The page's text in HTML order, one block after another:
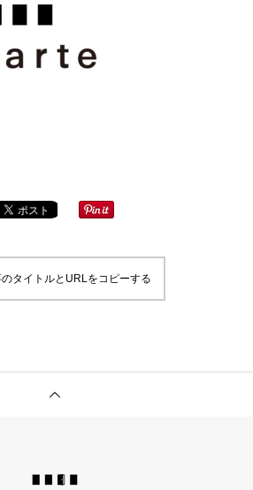
タイトルとURLをコピーする